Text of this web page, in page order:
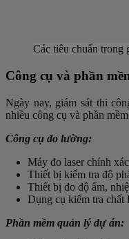
Các tiêu chuẩn trong
Công cụ và phần
Ngày nay, giám sát thi
nhiều công cụ và phần
Công cụ đo lường:
Máy đo laser chính
Thiết bị kiểm tra độ
Thiết bị đo độ ẩm,
Dụng cụ kiểm tra chất
Phần mềm quản lý dự án: